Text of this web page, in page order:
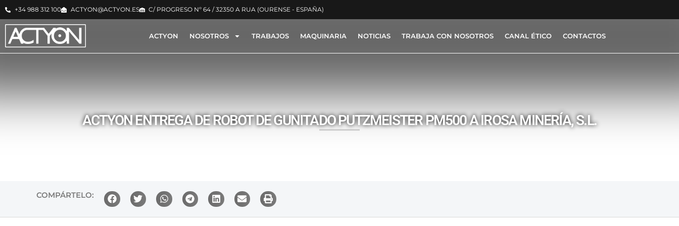
+34 988 312 100 ACTYON@ACTYON.ES C/ PROGRESO Nº 64 / 32350 A RUA (OURENSE - ESPAÑA)
ACTYON NOSOTROS TRABAJOS MAQUINARIA NOTICIAS TRABAJA CON NOSOTROS CANAL ÉTICO CONTACTOS
ACTYON ENTREGA DE ROBOT DE GUNITADO PUTZMEISTER PM500 A IROSA MINERÍA, S.L.
COMPÁRTELO: